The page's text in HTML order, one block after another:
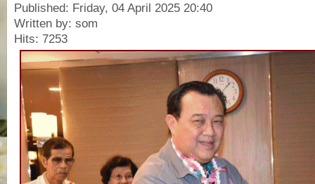
Published: Friday, 04 April 2025 20:40
Written by: som
Hits: 7253